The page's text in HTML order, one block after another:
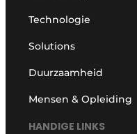
Technologie
Solutions
Duurzaamheid
Mensen & Opleiding
HANDIGE LINKS